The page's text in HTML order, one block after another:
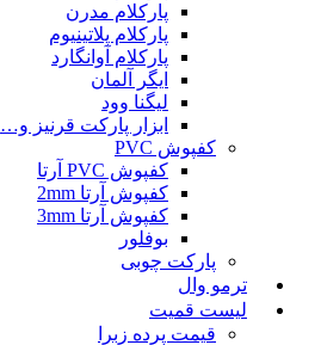
پارکلام مدرن
پارکلام پلاتینیوم
پارکلام آوانگارد
ایگر آلمان
لیگنا وود
ابزار پارکت قرنیز و…
کفپوش PVC
کفپوش PVC آرتا
کفپوش آرتا 2mm
کفپوش آرتا 3mm
بوفلور
پارکت چوبی
ترمو وال
لیست قمیت
قیمت پرده زبرا